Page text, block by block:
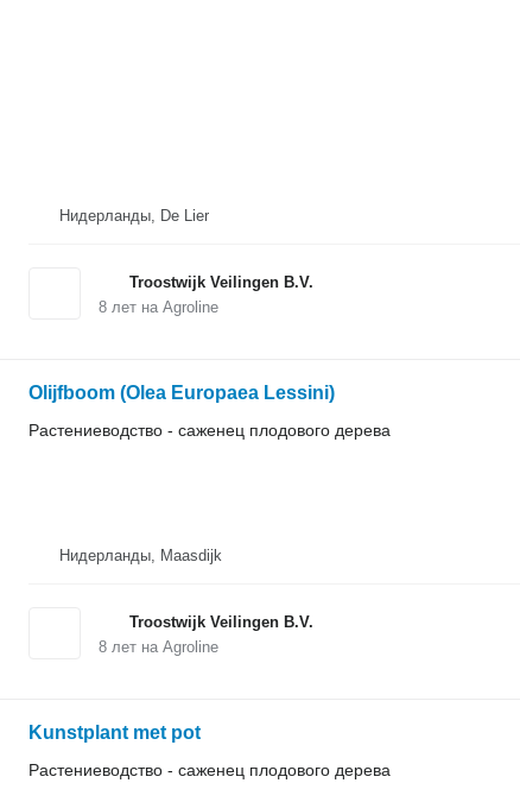
Нидерланды, De Lier
Troostwijk Veilingen B.V.
8лет на Agroline
Olijfboom (Olea Europaea Lessini)
Растениеводство - саженец плодового дерева
Нидерланды, Maasdijk
Troostwijk Veilingen B.V.
8лет на Agroline
Kunstplant met pot
Растениеводство - саженец плодового дерева